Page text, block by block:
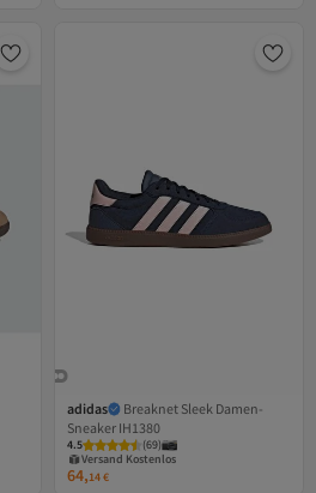
adidas
Breaknet Sleek Damen-
Sneaker IH1380
4.5 (69)
Versand Kostenlos
Gratis Versand
Versand Kostenlos
64,14€